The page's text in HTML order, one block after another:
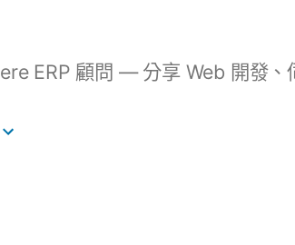
ERP 顧問 — 分享 Web 開發、